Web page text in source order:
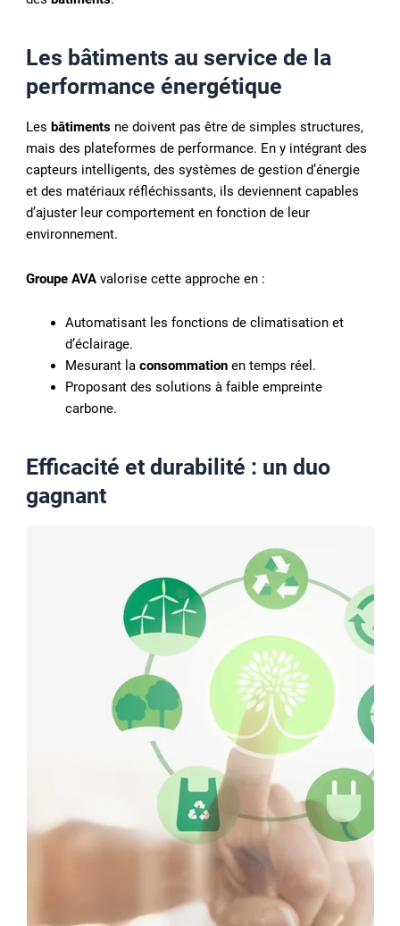
Les bâtiments au service de la
performance énergétique
Lesbâtiments ne doivent pas être de simples structures,
mais des plateformes de performance. En y intégrant des
capteurs intelligents, des systèmes de gestion d’énergie
et des matériaux réfléchissants, ils deviennent capables
d’ajuster leur comportement en fonction de leur
environnement.
Groupe AVA valorise cette approche en :
Automatisant les fonctions de climatisation et
d’éclairage.
Mesurant la consommationen temps réel.
Proposant des solutions à faible empreinte
carbone.
Efficacité et durabilité : un duo
gagnant